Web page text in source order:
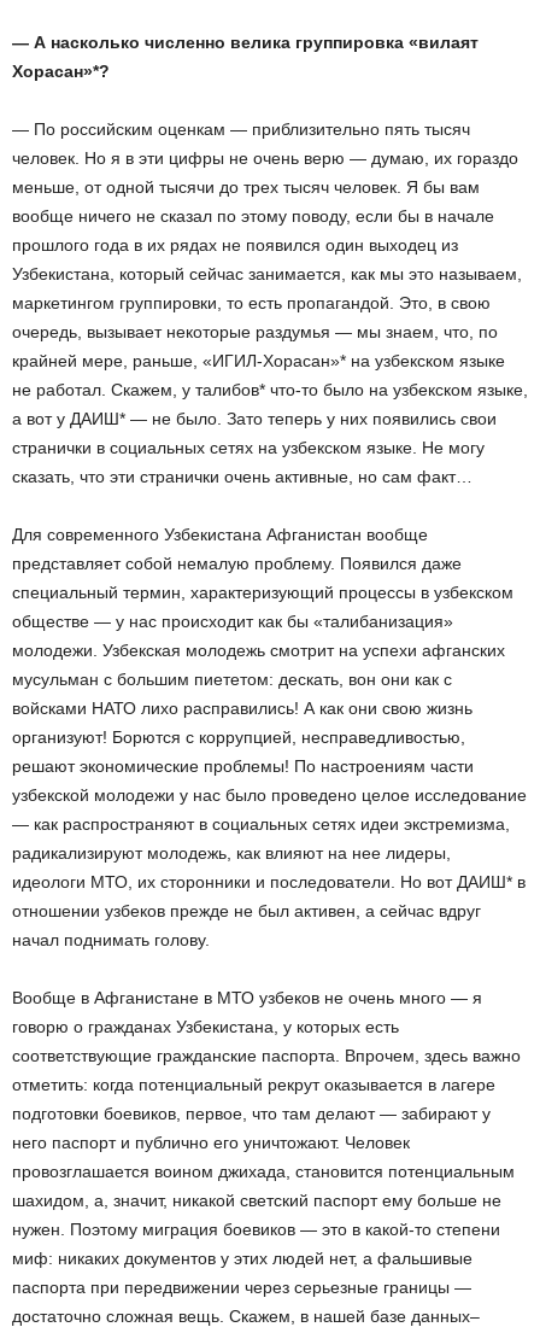
— А насколько численно велика группировка «вилаят
Хорасан»*?
— По российским оценкам — приблизительно пять тысяч
человек. Но я в эти цифры не очень верю — думаю, их гораздо
меньше, от одной тысячи до трех тысяч человек. Я бы вам
вообще ничего не сказал по этому поводу, если бы в начале
прошлого года в их рядах не появился один выходец из
Узбекистана, который сейчас занимается, как мы это называем,
маркетингом группировки, то есть пропагандой. Это, в свою
очередь, вызывает некоторые раздумья — мы знаем, что, по
крайней мере, раньше, «ИГИЛ-Хорасан»* на узбекском языке
не работал. Скажем, у талибов* что-то было на узбекском языке,
а вот у ДАИШ* — не было. Зато теперь у них появились свои
странички в социальных сетях на узбекском языке. Не могу
сказать, что эти странички очень активные, но сам факт…
Для современного Узбекистана Афганистан вообще
представляет собой немалую проблему. Появился даже
специальный термин, характеризующий процессы в узбекском
обществе — у нас происходит как бы «талибанизация»
молодежи. Узбекская молодежь смотрит на успехи афганских
мусульман с большим пиететом: дескать, вон они как с
войсками НАТО лихо расправились! А как они свою жизнь
организуют! Борются с коррупцией, несправедливостью,
решают экономические проблемы! По настроениям части
узбекской молодежи у нас было проведено целое исследование
— как распространяют в социальных сетях идеи экстремизма,
радикализируют молодежь, как влияют на нее лидеры,
идеологи МТО, их сторонники и последователи. Но вот ДАИШ* в
отношении узбеков прежде не был активен, а сейчас вдруг
начал поднимать голову.
Вообще в Афганистане в МТО узбеков не очень много — я
говорю о гражданах Узбекистана, у которых есть
соответствующие гражданские паспорта. Впрочем, здесь важно
отметить: когда потенциальный рекрут оказывается в лагере
подготовки боевиков, первое, что там делают — забирают у
него паспорт и публично его уничтожают. Человек
провозглашается воином джихада, становится потенциальным
шахидом, а, значит, никакой светский паспорт ему больше не
нужен. Поэтому миграция боевиков — это в какой-то степени
миф: никаких документов у этих людей нет, а фальшивые
паспорта при передвижении через серьезные границы —
достаточно сложная вещь. Скажем, в нашей базе данных–